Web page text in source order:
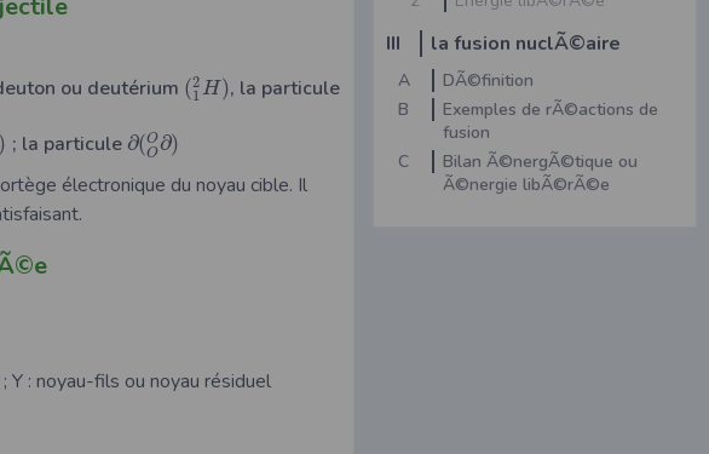
ou deutérium (2
1 H), la particule
) ; la particule ∂(O
O∂)
électronique du noyau cible. Il
Y : noyau-fils ou noyau résiduel
III la fusion nuclÃ©aire
A
DÃ©finition
B
Exemples de rÃ©actions de
fusion
C
Bilan Ã©nergÃ©tique ou
Ã©nergie libÃ©rÃ©e